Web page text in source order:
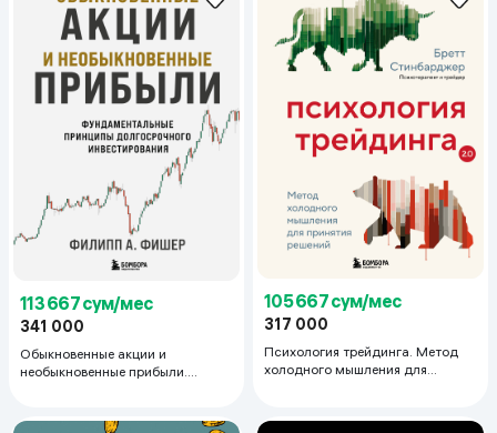
113 667 сум/мес
341 000
Обыкновенные акции и
необыкновенные прибыли.
105 667 сум/мес
317 000
Психология трейдинга. Метод
холодного мышления для